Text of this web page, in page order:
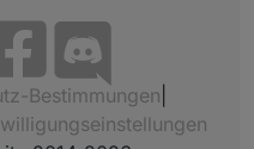
Bestimmungen